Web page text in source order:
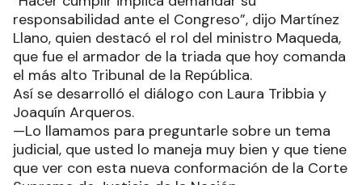
responsabilidad ante el Congreso”, dijo Martínez
Llano, quien destacó el rol del ministro Maqueda,
que fue el armador de la triada que hoy comanda
el más alto Tribunal de la República.
Así se desarrolló el diálogo con Laura Tribbia y
Joaquín Arqueros.
—Lo llamamos para preguntarle sobre un tema
judicial, que usted lo maneja muy bien y que tiene
que ver con esta nueva conformación de la Corte